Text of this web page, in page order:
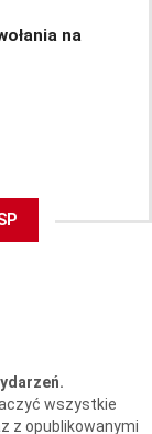
na
wszystkie
z opublikowanymi